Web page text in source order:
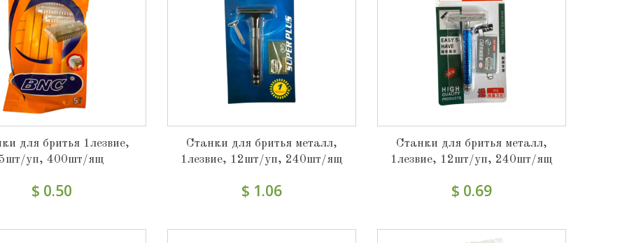
для бритья 1лезвие,
уп, 400шт/ящ
$ 0.50
Станки для бритья металл,
1лезвие, 12шт/уп, 240шт/ящ
$ 1.06
Станки для бритья металл,
1лезвие, 12шт/уп, 240шт/ящ
$ 0.69